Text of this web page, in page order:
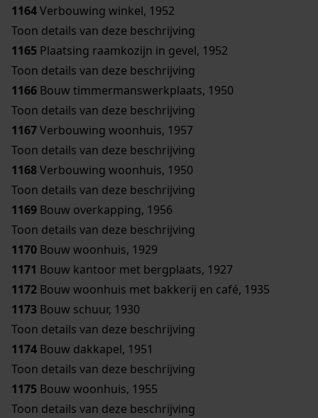
1164Verbouwing winkel, 1952
Toon details van deze beschrijving
1165 Plaatsing raamkozijn in gevel, 1952
Toon details van deze beschrijving
1166 Bouw timmermanswerkplaats, 1950
Toon details van deze beschrijving
1167Verbouwing woonhuis, 1957
Toon details van deze beschrijving
1168Verbouwing woonhuis, 1950
Toon details van deze beschrijving
1169 Bouw overkapping, 1956
Toon details van deze beschrijving
1170 Bouw woonhuis, 1929
1171 Bouw kantoor met bergplaats, 1927
1172 Bouw woonhuis met bakkerij en café, 1935
1173 Bouw schuur, 1930
Toon details van deze beschrijving
1174 Bouw dakkapel, 1951
Toon details van deze beschrijving
1175 Bouw woonhuis, 1955
Toon details van deze beschrijving